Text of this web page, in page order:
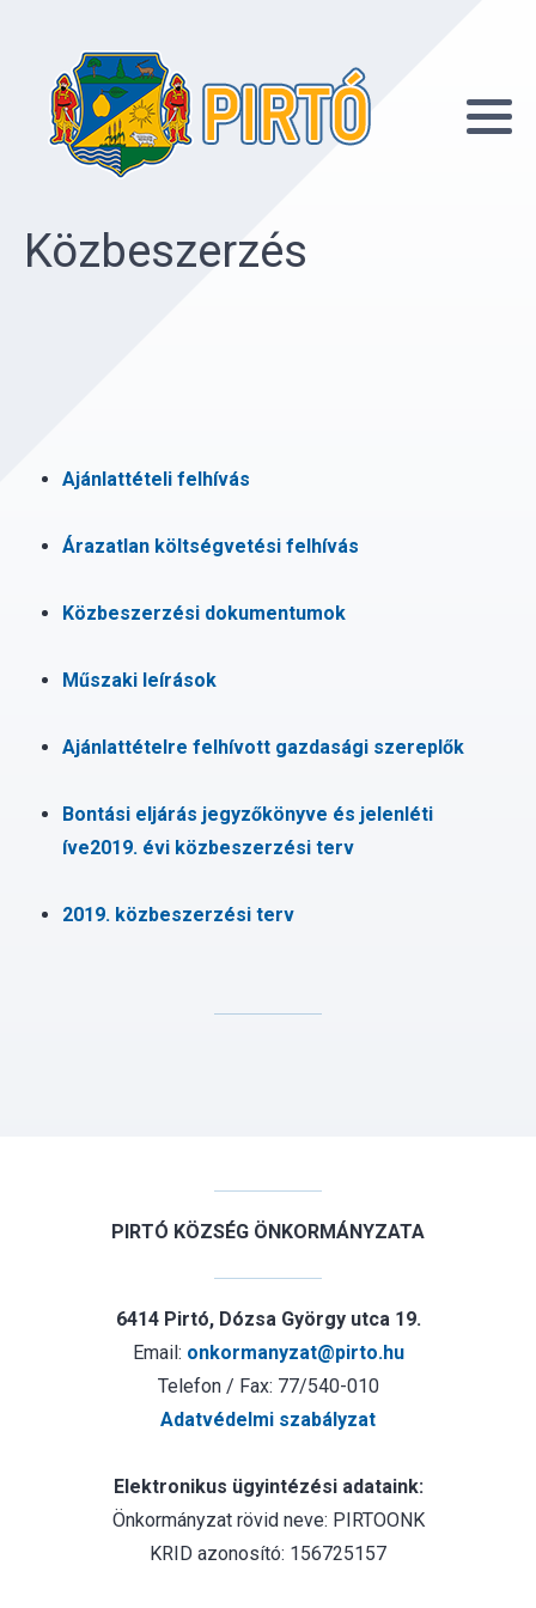
Közbeszerzés
Ajánlattételi felhívás
Árazatlan költségvetési felhívás
Közbeszerzési dokumentumok
Műszaki leírások
Ajánlattételre felhívott gazdasági szereplők
Bontási eljárás jegyzőkönyve és jelenléti
íve2019. évi közbeszerzési terv
2019. közbeszerzési terv
PIRTÓ KÖZSÉG ÖNKORMÁNYZATA
6414 Pirtó, Dózsa György utca 19.
Email: onkormanyzat@pirto.hu
Telefon / Fax: 77/540-010
Adatvédelmi szabályzat
Elektronikus ügyintézési adataink:
Önkormányzat rövid neve: PIRTOONK
KRID azonosító: 156725157